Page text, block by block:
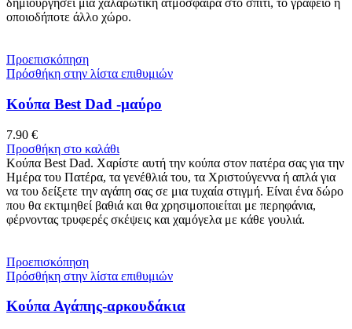
δημιουργήσει μια χαλαρωτική ατμόσφαιρα στο σπίτι, το γραφείο ή
οποιοδήποτε άλλο χώρο.
Προεπισκόπηση
Πρόσθήκη στην λίστα επιθυμιών
Κούπα Best Dad -μαύρο
7.90 €
Προσθήκη στο καλάθι
Κούπα Best Dad. Χαρίστε αυτή την κούπα στον πατέρα σας για την
Ημέρα του Πατέρα, τα γενέθλιά του, τα Χριστούγεννα ή απλά για
να του δείξετε την αγάπη σας σε μια τυχαία στιγμή. Είναι ένα δώρο
που θα εκτιμηθεί βαθιά και θα χρησιμοποιείται με περηφάνια,
φέρνοντας τρυφερές σκέψεις και χαμόγελα με κάθε γουλιά.
Προεπισκόπηση
Πρόσθήκη στην λίστα επιθυμιών
Κούπα Αγάπης-αρκουδάκια